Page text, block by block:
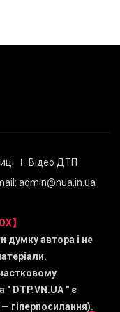
Відео ДТП
admin@nua.in.ua
】
думку автора і не
" DTP.VN.UA " є
гіперпосилання).